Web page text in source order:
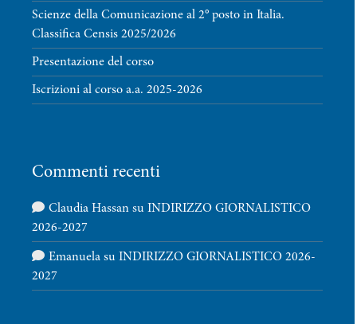
Scienze della Comunicazione al 2° posto in Italia.
Classifica Censis 2025/2026
Presentazione del corso
Iscrizioni al corso a.a. 2025-2026
Commenti recenti
Claudia Hassan su INDIRIZZO GIORNALISTICO
2026-2027
Emanuela su INDIRIZZO GIORNALISTICO 2026-
2027